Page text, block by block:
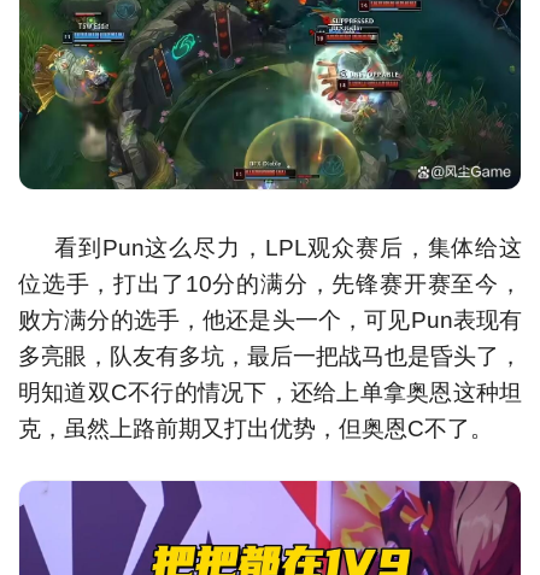
看到Pun这么尽力，LPL观众赛后，集体给这
位选手，打出了10分的满分，先锋赛开赛至今，
败方满分的选手，他还是头一个，可见Pun表现有
多亮眼，队友有多坑，最后一把战马也是昏头了，
明知道双C不行的情况下，还给上单拿奥恩这种坦
克，虽然上路前期又打出优势，但奥恩C不了。